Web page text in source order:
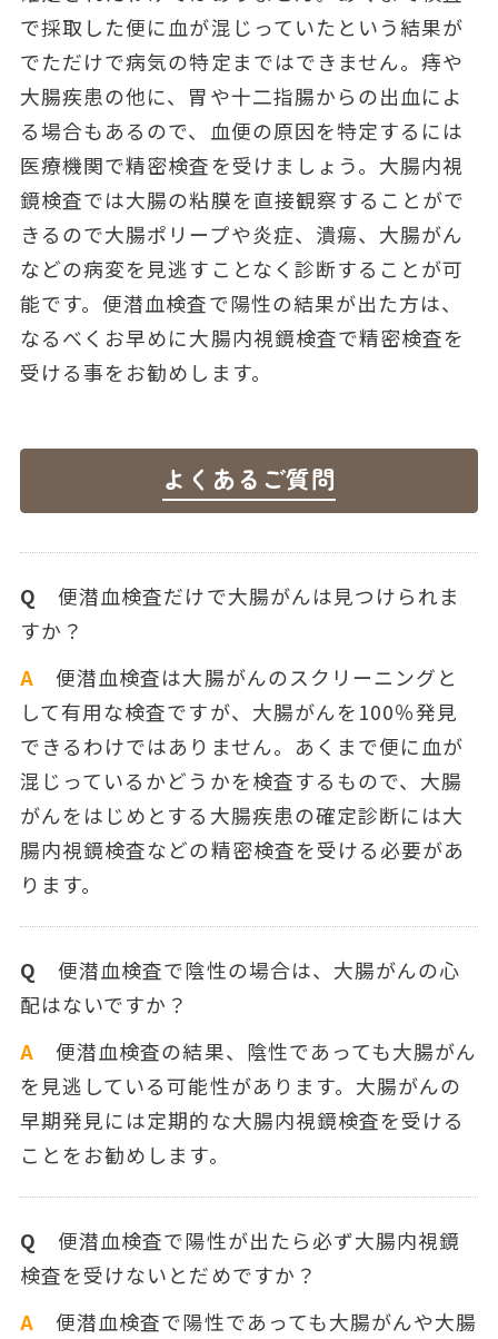
で採取した便に血が混じっていたという結果が
でただけで病気の特定まではできません。痔や
大腸疾患の他に、胃や十二指腸からの出血によ
る場合もあるので、血便の原因を特定するには
医療機関で精密検査を受けましょう。大腸内視
鏡検査では大腸の粘膜を直接観察することがで
きるので大腸ポリープや炎症、潰瘍、大腸がん
などの病変を見逃すことなく診断することが可
能です。便潜血検査で陽性の結果が出た方は、
なるべくお早めに大腸内視鏡検査で精密検査を
受ける事をお勧めします。
よくあるご質問
Q便潜血検査だけで大腸がんは見つけられま
すか？
A
便潜血検査は大腸がんのスクリーニングと
して有用な検査ですが、大腸がんを100％発見
できるわけではありません。あくまで便に血が
混じっているかどうかを検査するもので、大腸
がんをはじめとする大腸疾患の確定診断には大
腸内視鏡検査などの精密検査を受ける必要があ
ります。
Q便潜血検査で陰性の場合は、大腸がんの心
配はないですか？
A
便潜血検査の結果、陰性であっても大腸がん
を見逃している可能性があります。大腸がんの
早期発見には定期的な大腸内視鏡検査を受ける
ことをお勧めします。
Q便潜血検査で陽性が出たら必ず大腸内視鏡
検査を受けないとだめですか？
A
便潜血検査で陽性であっても大腸がんや大腸